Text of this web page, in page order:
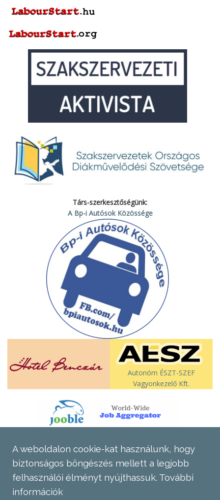
Társ-szerkesztőségünk:
A Bp-i Autósok Közössége
Autonóm ÉSZT-SZEF
Vagyonkezelő Kft.
A weboldalon cookie-kat használunk, hogy
biztonságos böngészés mellett a legjobb
felhasználói élményt nyújthassuk. További
információk